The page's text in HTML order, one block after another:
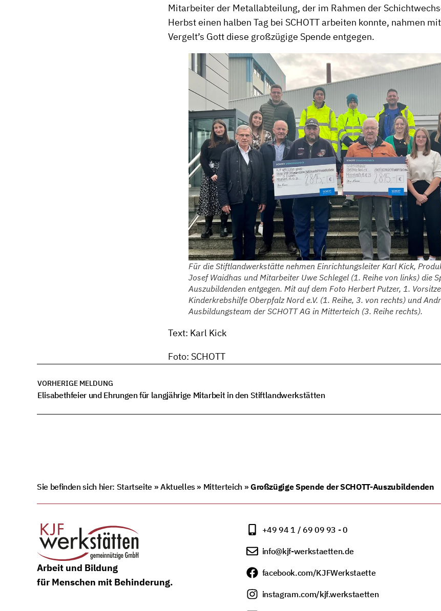
Mitarbeiter der Metallabteilung, der im Rahmen der
Herbst einen halben Tag bei SCHOTT arbeiten konnte, nahmen
Vergelt’s Gott diese großzügige Spende entgegen.
Für die Stiftlandwerkstätte nehmen Einrichtungsleiter Karl Kick,
Josef Waidhas und Mitarbeiter Uwe Schlegel (1. Reihe von links) die
Auszubildenden entgegen. Mit auf dem Foto Herbert Putzer, 1.
Kinderkrebshilfe Oberpfalz Nord e.V. (1. Reihe, 3. von rechts) und
Ausbildungsteam der SCHOTT AG in Mitterteich (3. Reihe rechts).
Text: Karl Kick
Foto: SCHOTT
VORHERIGE MELDUNG
Elisabethfeier und Ehrungen für langjährige Mitarbeit in den Stiftlandwerkstätten
Sie befinden sich hier: Startseite » Aktuelles» Mitterteich» Großzügige Spende der SCHOTT-Auszubildenden
Arbeit und Bildung
für Menschen mit Behinderung.
+49 94 1 / 69 09 93 - 0
info@kjf-werkstaetten.de
facebook.com/KJFWerkstaette
instagram.com/kjf.werkstaetten